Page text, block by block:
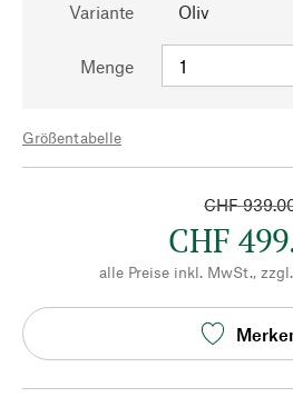
Variante Oliv
Menge
Größentabelle
CHF
CHF
alle Preise inkl. MwSt., zzgl.